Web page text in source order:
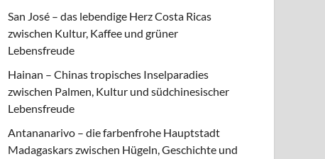
San José – das lebendige Herz Costa Ricas
zwischen Kultur, Kaffee und grüner
Lebensfreude
Hainan – Chinas tropisches Inselparadies
zwischen Palmen, Kultur und südchinesischer
Lebensfreude
Antananarivo – die farbenfrohe Hauptstadt
Madagaskars zwischen Hügeln, Geschichte und